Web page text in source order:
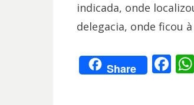
indicada, onde
delegacia, onde ficou
Share F